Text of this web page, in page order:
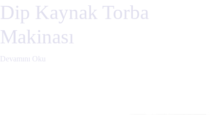
Dip Kaynak Torba
Makinası
Devamını Oku